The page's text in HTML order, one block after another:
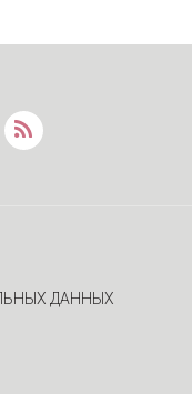
ДАННЫХ